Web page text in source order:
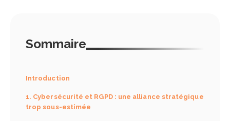
Sommaire
Introduction
1. Cybersécurité et RGPD : une alliance stratégique
trop sous-estimée